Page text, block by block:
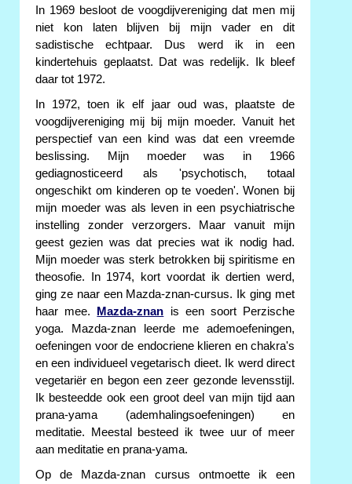
In 1969 besloot de voogdijvereniging dat men mij
niet kon laten blijven bij mijn vader en dit
sadistische echtpaar. Dus werd ik in een
kindertehuis geplaatst. Dat was redelijk. Ik bleef
daar tot 1972.
In 1972, toen ik elf jaar oud was, plaatste de
voogdijvereniging mij bij mijn moeder. Vanuit het
perspectief van een kind was dat een vreemde
beslissing. Mijn moeder was in 1966
gediagnosticeerd als 'psychotisch, totaal
ongeschikt om kinderen op te voeden'. Wonen bij
mijn moeder was als leven in een psychiatrische
instelling zonder verzorgers. Maar vanuit mijn
geest gezien was dat precies wat ik nodig had.
Mijn moeder was sterk betrokken bij spiritisme en
theosofie. In 1974, kort voordat ik dertien werd,
ging ze naar een Mazda-znan-cursus. Ik ging met
haar mee.
Mazda-znan is een soort Perzische
yoga. Mazda-znan leerde me ademoefeningen,
oefeningen voor de endocriene klieren en chakra's
en een individueel vegetarisch dieet. Ik werd direct
vegetariër en begon een zeer gezonde levensstijl.
Ik besteedde ook een groot deel van mijn tijd aan
prana-yama (ademhalingsoefeningen) en
meditatie. Meestal besteed ik twee uur of meer
aan meditatie en prana-yama.
Op de Mazda-znan cursus ontmoette ik een